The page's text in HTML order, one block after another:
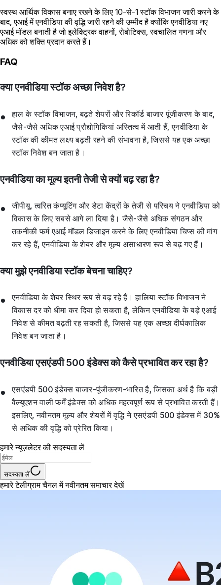
स्वस्थ आर्थिक विकास बनाए रखने के लिए 10-से-1 स्टॉक विभाजन जारी करने के
बाद, एआई में एनवीडिया की वृद्धि जारी रहने की उम्मीद है क्योंकि एनवीडिया नए
एआई मॉडल बनाती है जो इलेक्ट्रिक वाहनों, रोबोटिक्स, स्वचालित गणना और
अधिक को शक्ति प्रदान करते हैं।
FAQ
क्या एनवीडिया स्टॉक अच्छा निवेश है?
हाल के स्टॉक विभाजन, बढ़ते शेयरों और रिकॉर्ड बाजार पूंजीकरण के बाद,
जैसे-जैसे अधिक एआई प्रौद्योगिकियां अस्तित्व में आती हैं, एनवीडिया के
स्टॉक की कीमत लक्ष्य बढ़ती रहने की संभावना है, जिससे यह एक अच्छा
स्टॉक निवेश बन जाता है।
एनवीडिया का मूल्य इतनी तेजी से क्यों बढ़ रहा है?
जीपीयू, त्वरित कंप्यूटिंग और डेटा केंद्रों के तेजी से परिचय ने एनवीडिया को
विकास के लिए सबसे आगे ला दिया है। जैसे-जैसे अधिक संगठन और
तकनीकी फर्म एआई मॉडल डिजाइन करने के लिए एनवीडिया चिप्स की मांग
कर रहे हैं, एनवीडिया के शेयर और मूल्य असाधारण रूप से बढ़ गए हैं।
क्या मुझे एनवीडिया स्टॉक बेचना चाहिए?
एनवीडिया के शेयर स्थिर रूप से बढ़ रहे हैं। हालिया स्टॉक विभाजन ने
विकास दर को धीमा कर दिया हो सकता है, लेकिन एनवीडिया के बड़े एआई
निवेश से कीमत बढ़ती रह सकती है, जिससे यह एक अच्छा दीर्घकालिक
निवेश बन जाता है।
एनवीडिया एसएंडपी 500 इंडेक्स को कैसे प्रभावित कर रहा है?
एसएंडपी 500 इंडेक्स बाजार-पूंजीकरण-भारित है, जिसका अर्थ है कि बड़ी
वैल्यूएशन वाली फर्में इंडेक्स को अधिक महत्वपूर्ण रूप से प्रभावित करती हैं।
इसलिए, नवीनतम मूल्य और शेयरों में वृद्धि ने एसएंडपी 500 इंडेक्स में 30%
से अधिक की वृद्धि को प्रेरित किया।
हमारे न्यूज़लेटर की सदस्यता लें
सदस्यता लें
हमारे टेलीग्राम चैनल में नवीनतम समाचार देखें